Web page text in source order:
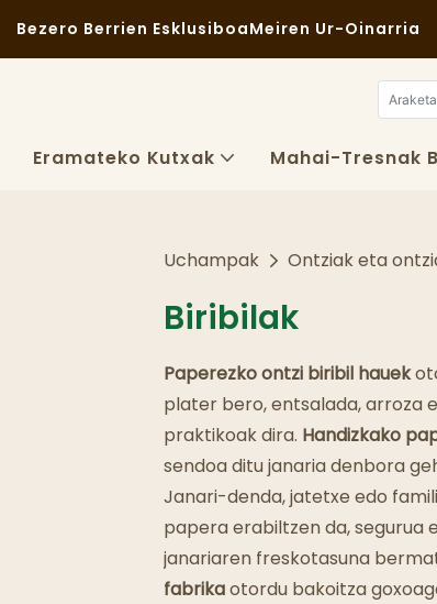
Bezero Berrien EsklusiboaMeiren Ur-Oinarria
Eramateko Kutxak Mahai-Tresnak
Uchampak Ontziak eta
Biribilak
Paperezko ontzi biribil hauek
plater bero, entsalada, arroza
praktikoak dira. Handizkako
sendoa ditu janaria denbora
Janari-denda, jatetxe edo
papera erabiltzen da, segurua
janariaren freskotasuna
fabrikaotordu bakoitza